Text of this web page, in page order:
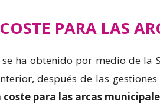
PARA LAS
ha obtenido por medio de la
después de las
para las arcas